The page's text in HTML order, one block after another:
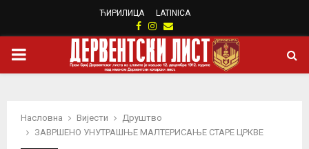
ЋИРИЛИЦА LATINICA
Facebook
Instagram
Email
PRIMARY
Насловна Вијести
Друштво
ЗАВРШЕНО УНУТРАШЊЕ МАЛТЕРИСАЊЕ СТАРЕ ЦРКВЕ